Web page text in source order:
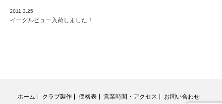
2011.3.25
イーグルビュー入荷しました！
ホーム クラブ製作 価格表 営業時間・アクセス お問い合わせ